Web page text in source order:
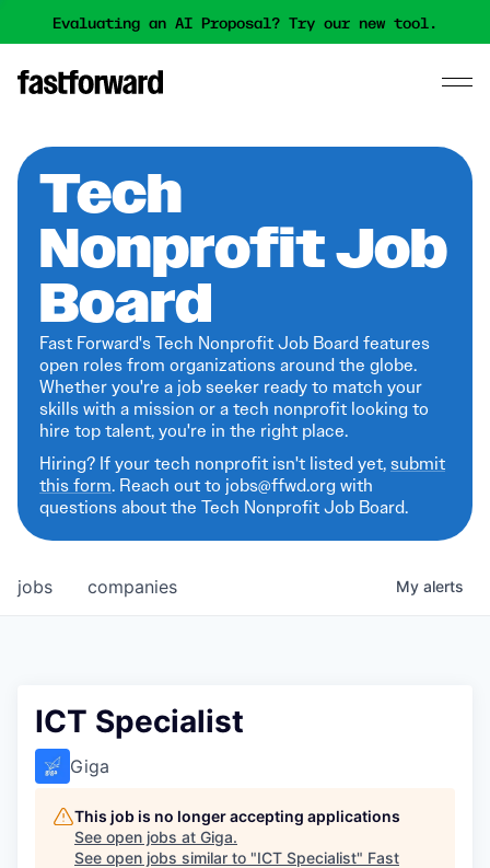
Evaluating an AI Proposal? Try our new tool.
Tech
Nonprofit Job
Board
Fast Forward's Tech Nonprofit Job Board features
open roles from organizations around the globe.
Whether you're a job seeker ready to match your
skills with a mission or a tech nonprofit looking to
hire top talent, you're in the right place.
Hiring? If your tech nonprofit isn't listed yet,submit
this form. Reach out to jobs@ffwd.org with
questions about the Tech Nonprofit Job Board.
jobs companies My alerts
ICT Specialist
Giga
This job is no longer accepting applications
See open jobs at Giga.
See open jobs similar to "ICT Specialist" Fast